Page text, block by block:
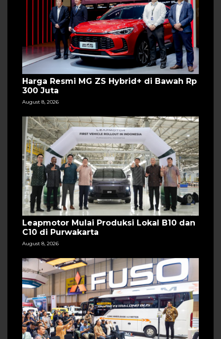
Harga Resmi MG ZS Hybrid+ di Bawah Rp
300 Juta
August 8, 2026
Leapmotor Mulai Produksi Lokal B10 dan
C10 di Purwakarta
August 8, 2026